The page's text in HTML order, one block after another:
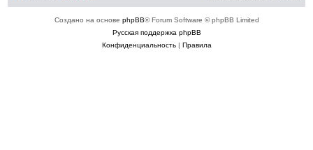
Создано на основе phpBB® Forum Software © phpBB Limited
Русская поддержка phpBB
Конфиденциальность| Правила